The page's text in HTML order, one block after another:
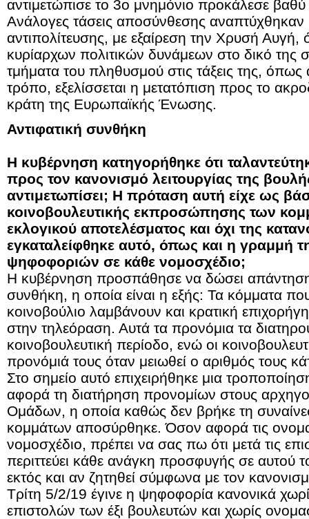
αντιμετώπισε το 3ο μνημόνιο προκάλεσε
Ανάλογες τάσεις αποσύνθεσης αναπτύχθηκαν
αντιπολίτευσης, με εξαίρεση την Χρυσή
κυρίαρχων πολιτικών δυνάμεων στο δικό της
τμήματα του πληθυσμού στις τάξεις της,
τρόπο, εξελίσσεται η μετατόπιση προς το
κράτη της Ευρωπαϊκής Ένωσης.
Αντιφατική συνθήκη
Η κυβέρνηση κατηγορήθηκε ότι
προς τον κανονισμό λειτουργίας της
αντιμετωπίσει; Η πρόταση αυτή είχε ως
κοινοβουλευτικής εκπροσώπησης των
εκλογικού αποτελέσματος και όχι της
εγκαταλείφθηκε αυτό, όπως και η γραμμή
ψηφοφοριών σε κάθε νομοσχέδιο;
Η κυβέρνηση προσπάθησε να δώσει απάντηση
συνθήκη, η οποία είναι η εξής: Τα κόμματα
κοινοβούλιο λαμβάνουν και κρατική
στην τηλεόραση. Αυτά τα προνόμια τα
κοινοβουλευτική περίοδο, ενώ οι
προνόμιά τους όταν μειωθεί ο αριθμός τους
Στο σημείο αυτό επιχειρήθηκε μια
αφορά τη διατήρηση προνομίων στους
Ομάδων, η οποία καθώς δεν βρήκε τη
κομμάτων αποσύρθηκε. Όσον αφορά τις
νομοσχέδιο, πρέπει να σας πω ότι μετά τις
περιττεύει κάθε ανάγκη προσφυγής σε αυτού
εκτός και αν ζητηθεί σύμφωνα με τον
Τρίτη 5/2/19 έγινε η ψηφοφορία κανονικά
επιστολών των έξι βουλευτών και χωρίς